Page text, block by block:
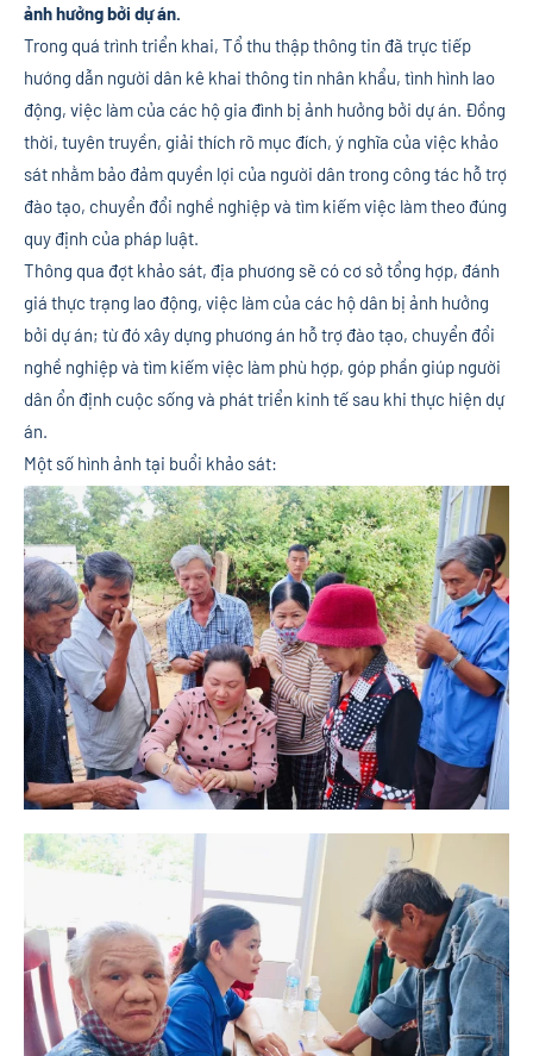
ảnh hưởng bởi dự án.
Trong quá trình triển khai, Tổ thu thập thông tin đã trực tiếp
hướng dẫn người dân kê khai thông tin nhân khẩu, tình hình lao
động, việc làm của các hộ gia đình bị ảnh hưởng bởi dự án. Đồng
thời, tuyên truyền, giải thích rõ mục đích, ý nghĩa của việc khảo
sát nhằm bảo đảm quyền lợi của người dân trong công tác hỗ trợ
đào tạo, chuyển đổi nghề nghiệp và tìm kiếm việc làm theo đúng
quy định của pháp luật.
Thông qua đợt khảo sát, địa phương sẽ có cơ sở tổng hợp, đánh
giá thực trạng lao động, việc làm của các hộ dân bị ảnh hưởng
bởi dự án; từ đó xây dựng phương án hỗ trợ đào tạo, chuyển đổi
nghề nghiệp và tìm kiếm việc làm phù hợp, góp phần giúp người
dân ổn định cuộc sống và phát triển kinh tế sau khi thực hiện dự
án.
Một số hình ảnh tại buổi khảo sát: